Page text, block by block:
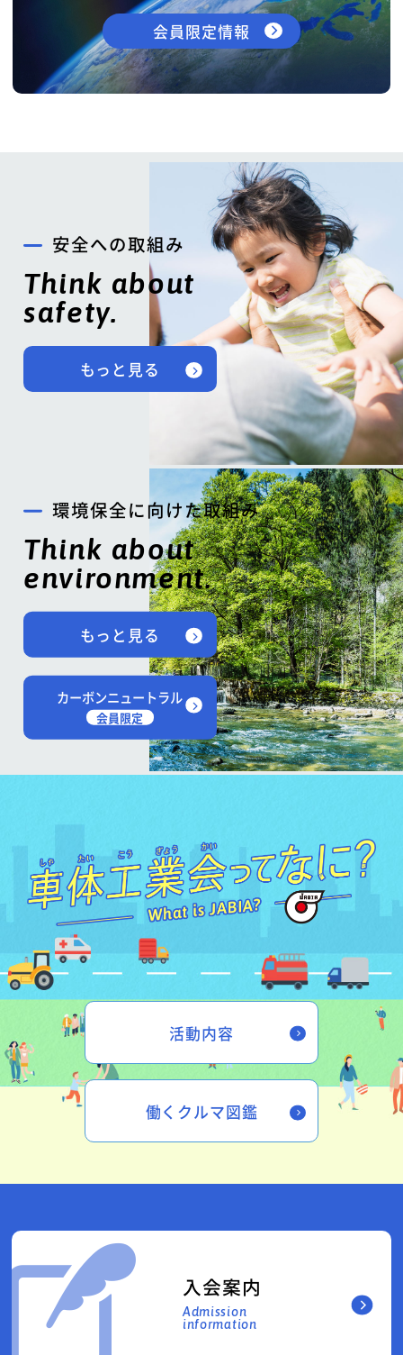
会員限定情報
安全への取組み
Think about
safety.
もっと見る
環境保全に向けた取組み
Think about
environment.
もっと見る
カーボンニュートラル
会員限定
活動内容
働くクルマ図鑑
入会案内
Admission
information